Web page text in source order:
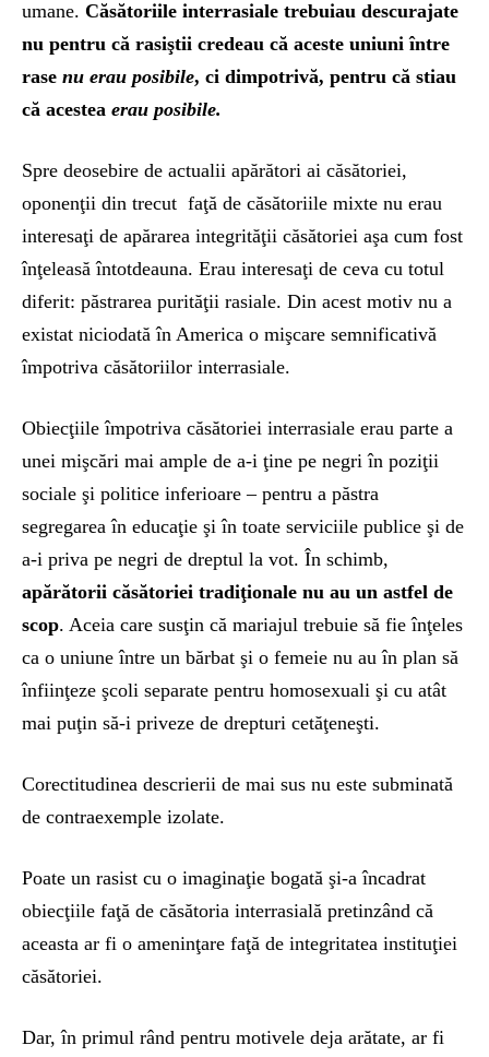
umane. Căsătoriile interrasiale trebuiau descurajate
nu pentru că rasiştii credeau că aceste uniuni între
rase nu erau posibile, ci dimpotrivă, pentru că stiau
că acestea erau posibile.
Spre deosebire de actualii apărători ai căsătoriei,
oponenţii din trecut faţă de căsătoriile mixte nu erau
interesaţi de apărarea integrităţii căsătoriei aşa cum fost
înţeleasă întotdeauna. Erau interesaţi de ceva cu totul
diferit: păstrarea purităţii rasiale. Din acest motiv nu a
existat niciodată în America o mişcare semnificativă
împotriva căsătoriilor interrasiale.
Obiecţiile împotriva căsătoriei interrasiale erau parte a
unei mişcări mai ample de a-i ţine pe negri în poziţii
sociale şi politice inferioare – pentru a păstra
segregarea în educaţie şi în toate serviciile publice şi de
a-i priva pe negri de dreptul la vot. În schimb,
apărătorii căsătoriei tradiţionale nu au un astfel de
scop. Aceia care susţin că mariajul trebuie să fie înţeles
ca o uniune între un bărbat şi o femeie nu au în plan să
înfiinţeze şcoli separate pentru homosexuali şi cu atât
mai puţin să-i priveze de drepturi cetăţeneşti.
Corectitudinea descrierii de mai sus nu este subminată
de contraexemple izolate.
Poate un rasist cu o imaginaţie bogată şi-a încadrat
obiecţiile faţă de căsătoria interrasială pretinzând că
aceasta ar fi o ameninţare faţă de integritatea instituţiei
căsătoriei.
Dar, în primul rând pentru motivele deja arătate, ar fi